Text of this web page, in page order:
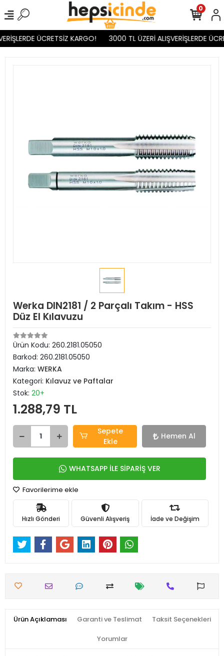
ÜCRETSİZ KARGO! 3000 TL ÜZERİ ALIŞVERİŞLERDE
0
Werka DIN2181 / 2 Parçalı Takım - HSS
Düz El Kılavuzu
Ürün Kodu: 260.2181.05050
Barkod: 260.2181.05050
Marka: WERKA
Kategori: Kılavuz ve Paftalar
Stok: 20+
1.288,79 TL
Sepete
Ekle
Hemen Al
WHATSAPP İLE SİPARİŞ VER
Favorilerime ekle
Hızlı Gönderi Güvenli Alışveriş İade ve Değişim
Ürün Açıklaması Garanti ve Teslimat Taksit Seçenekleri
Yorumlar